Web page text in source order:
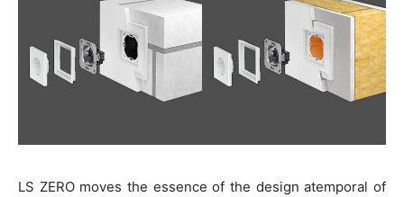
LS ZERO moves the essence of the design atemporal of